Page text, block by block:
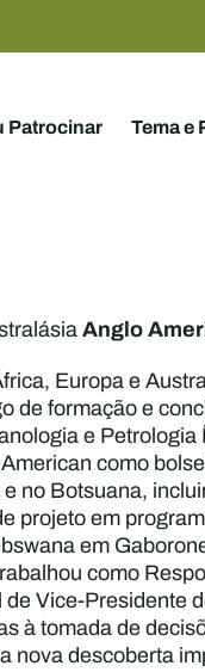
Patrocinar Tema e
Anglo
Europa e
de formação e
e
como
no Botsuana,
projeto em
em
como
Vice-Presidente
à tomada de
nova descoberta